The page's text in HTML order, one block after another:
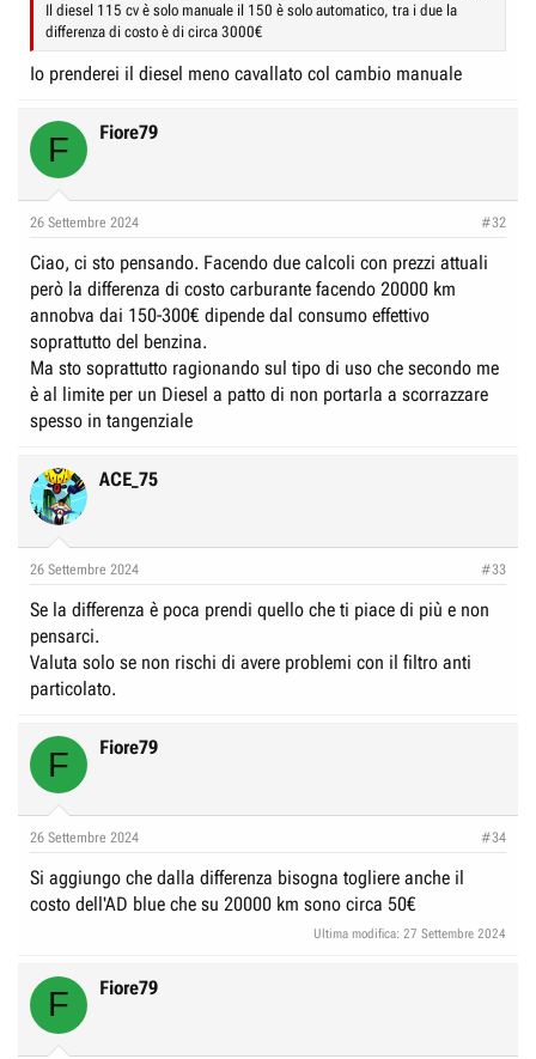
c
u
s
i
e
o
Il diesel 115 cv è solo manuale il 150 è solo automatico, tra i due la
differenza di costo è di circa 3000€
Io prenderei il diesel meno cavallato col cambio manuale
F Fiore79
26 Settembre 2024 #32
Ciao, ci sto pensando. Facendo due calcoli con prezzi attuali
però la differenza di costo carburante facendo 20000 km
annobva dai 150-300€ dipende dal consumo effettivo
soprattutto del benzina.
Ma sto soprattutto ragionando sul tipo di uso che secondo me
è al limite per un Diesel a patto di non portarla a scorrazzare
spesso in tangenziale
ACE_75
26 Settembre 2024 #33
Se la differenza è poca prendi quello che ti piace di più e non
pensarci.
Valuta solo se non rischi di avere problemi con il filtro anti
particolato.
F Fiore79
26 Settembre 2024 #34
Si aggiungo che dalla differenza bisogna togliere anche il
costo dell'AD blue che su 20000 km sono circa 50€
Ultima modifica: 27 Settembre 2024
F Fiore79